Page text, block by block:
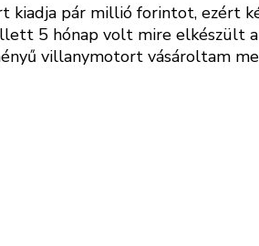
kiadja pár millió forintot, ezért
5 hónap volt mire elkészült
villanymotort vásároltam